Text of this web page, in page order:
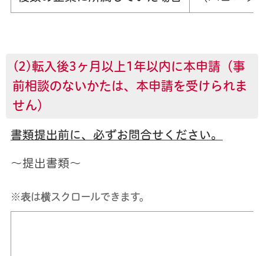
(2)転入後3ヶ月以上1年以内に本申請（事
前相談のないかたは、本申請を受けられま
せん）
書類提出前に、必ずお問合せください。
～提出書類～
※表は横スクロールできます。